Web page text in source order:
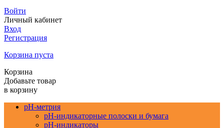
Войти
Личный кабинет
Вход
Регистрация
Корзина пуста
Корзина
Добавьте товар
в корзину
pH-метрия
pH-индикаторные полоски и бумага
pH-индикаторы